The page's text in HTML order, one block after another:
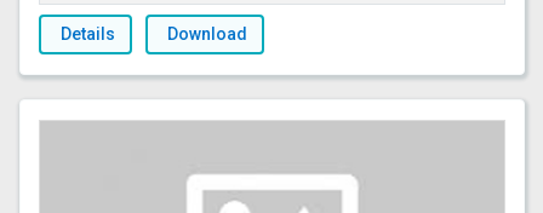
Details Download